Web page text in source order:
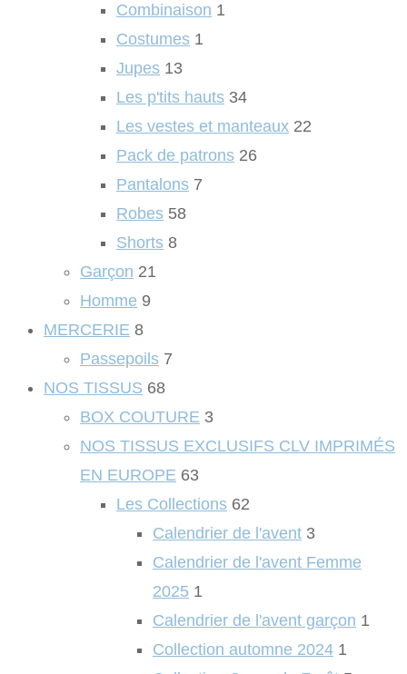
Combinaison 1
Costumes 1
Jupes 13
Les p'tits hauts 34
Les vestes et manteaux 22
Pack de patrons 26
Pantalons 7
Robes 58
Shorts 8
Garçon 21
Homme 9
MERCERIE 8
Passepoils 7
NOS TISSUS 68
BOX COUTURE 3
NOS TISSUS EXCLUSIFS CLV IMPRIMÉS
EN EUROPE 63
Les Collections 62
Calendrier de l'avent 3
Calendrier de l'avent Femme
2025 1
Calendrier de l'avent garçon 1
Collection automne 2024 1